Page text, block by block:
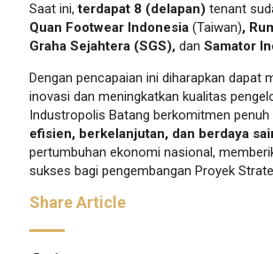
Saat ini,terdapat 8 (delapan) tenant
Quan Footwear Indonesia (Taiwan),
Graha Sejahtera (SGS), dan Samator
Dengan pencapaian ini diharapkan
inovasi dan meningkatkan kualitas
Industropolis Batang berkomitmen
efisien, berkelanjutan, dan berdaya
pertumbuhan ekonomi nasional,
sukses bagi pengembangan Proyek
Share Article